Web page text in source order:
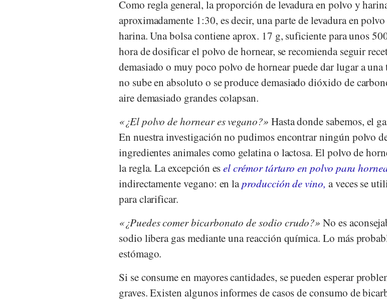
Como regla general, la proporción de levadura en polvo y
aproximadamente 1:30, es decir, una parte de levadura en
harina. Una bolsa contiene aprox. 17 g, suficiente para unos
hora de dosificar el polvo de hornear, se recomienda seguir
demasiado o muy poco polvo de hornear puede dar lugar a
no sube en absoluto o se produce demasiado dióxido de
aire demasiado grandes colapsan.
¿El polvo de hornear es vegano?
Hasta donde sabemos, el
En nuestra investigación no pudimos encontrar ningún polvo
ingredientes animales como gelatina o lactosa. El polvo de
la regla. La excepción esel crémor tártaro en polvo para
indirectamente vegano: en laproducción de vino, a veces se
para clarificar.
¿Puedes comer bicarbonato de sodio crudo? No es
sodio libera gas mediante una reacción química. Lo más
estómago.
Si se consume en mayores cantidades, se pueden esperar
graves. Existen algunos informes de casos de consumo de